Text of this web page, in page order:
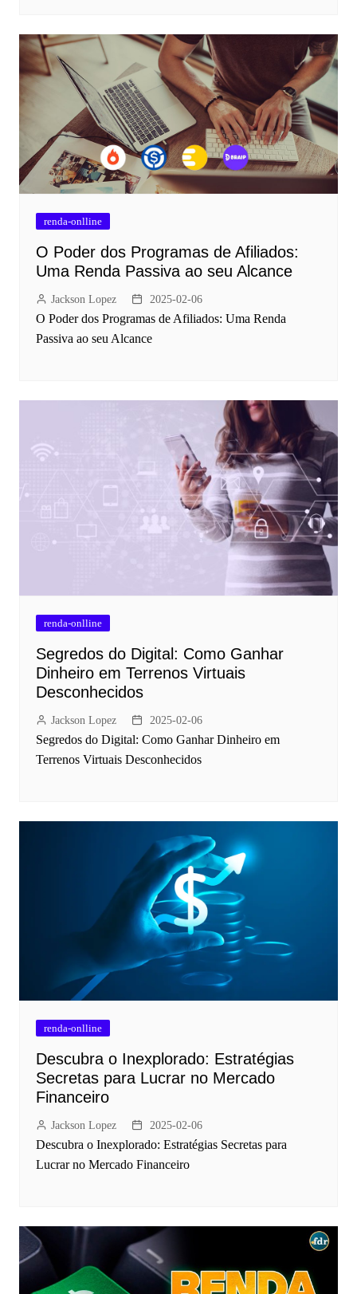
renda-onlline
O Poder dos Programas de Afiliados:
Uma Renda Passiva ao seu Alcance
Jackson Lopez 2025-02-06
O Poder dos Programas de Afiliados: Uma Renda
Passiva ao seu Alcance
renda-onlline
Segredos do Digital: Como Ganhar
Dinheiro em Terrenos Virtuais
Desconhecidos
Jackson Lopez 2025-02-06
Segredos do Digital: Como Ganhar Dinheiro em
Terrenos Virtuais Desconhecidos
renda-onlline
Descubra o Inexplorado: Estratégias
Secretas para Lucrar no Mercado
Financeiro
Jackson Lopez 2025-02-06
Descubra o Inexplorado: Estratégias Secretas para
Lucrar no Mercado Financeiro